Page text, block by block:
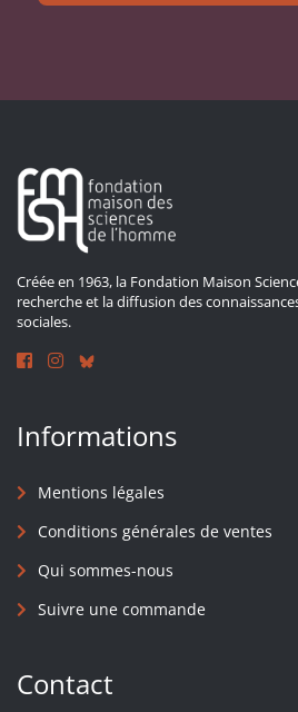
Créée en 1963, la Fondation Maison
recherche et la diffusion des
sociales.
Informations
Mentions légales
Conditions générales de ventes
Qui sommes-nous
Suivre une commande
Contact